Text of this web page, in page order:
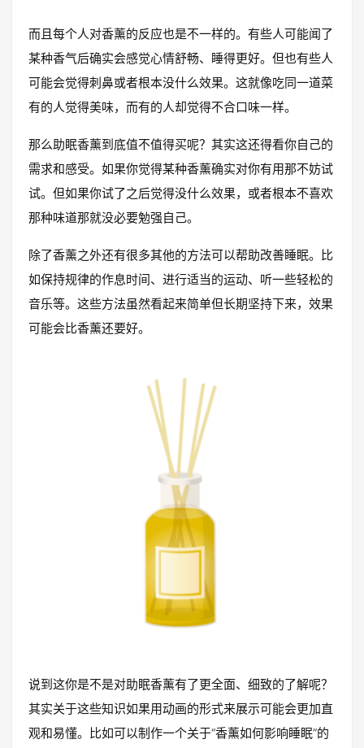
而且每个人对香薰的反应也是不一样的。有些人可能闻了
某种香气后确实会感觉心情舒畅、睡得更好。但也有些人
可能会觉得刺鼻或者根本没什么效果。这就像吃同一道菜
有的人觉得美味，而有的人却觉得不合口味一样。
那么助眠香薰到底值不值得买呢？其实这还得看你自己的
需求和感受。如果你觉得某种香薰确实对你有用那不妨试
试。但如果你试了之后觉得没什么效果，或者根本不喜欢
那种味道那就没必要勉强自己。
除了香薰之外还有很多其他的方法可以帮助改善睡眠。比
如保持规律的作息时间、进行适当的运动、听一些轻松的
音乐等。这些方法虽然看起来简单但长期坚持下来，效果
可能会比香薰还要好。
说到这你是不是对助眠香薰有了更全面、细致的了解呢？
其实关于这些知识如果用动画的形式来展示可能会更加直
观和易懂。比如可以制作一个关于“香薰如何影响睡眠”的